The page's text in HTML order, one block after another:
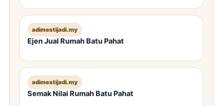
adimestijadi.my
Ejen Jual Rumah Batu Pahat
adimestijadi.my
Semak Nilai Rumah Batu Pahat